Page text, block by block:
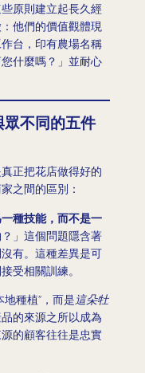
原則建立起長久經
他們的價值觀體現
台，印有農場名稱
什麼嗎？」並耐心
不同的五件
正把花店做得好的
之間的區別：
種技能，而不是一
？」這個問題隱含著
有。這種差異是可
受相關訓練。
地種植”，而是這朵牡
的來源之所以成為
的顧客往往是忠實